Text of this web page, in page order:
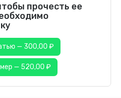
прочесть ее
— 300,00 ₽
— 520,00 ₽